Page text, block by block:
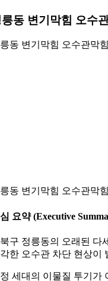
동 변기막힘 오수
동 변기막힘 오수관막
동 변기막힘 오수관막
요약 (Executive
구 정릉동의 오래된 다
한 오수관 차단 현상이
세대의 이물질 투기가